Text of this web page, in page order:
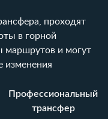
проходят
в горной
маршрутов и могут
изменения
Профессиональный
трансфер